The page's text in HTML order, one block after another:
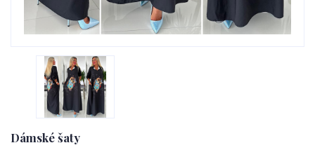
Dámské šaty